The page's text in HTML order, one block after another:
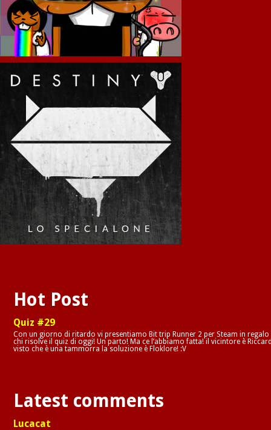
Hot Post
Quiz #29
Con un giorno di ritardo vi presentiamo Bit trip Runner 2 per Steam in regalo
chi risolve il quiz di oggi! Un parto! Ma ce l’abbiamo fatta! il vicintore è
visto che è una tammorra la soluzione è Floklore! :V
Latest comments
Lucacat